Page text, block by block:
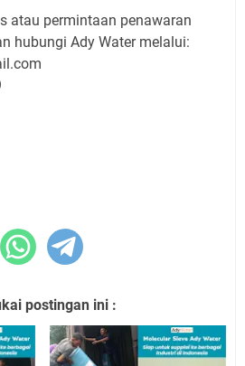
atau permintaan penawaran
hubungi Ady Water melalui:
postingan ini :